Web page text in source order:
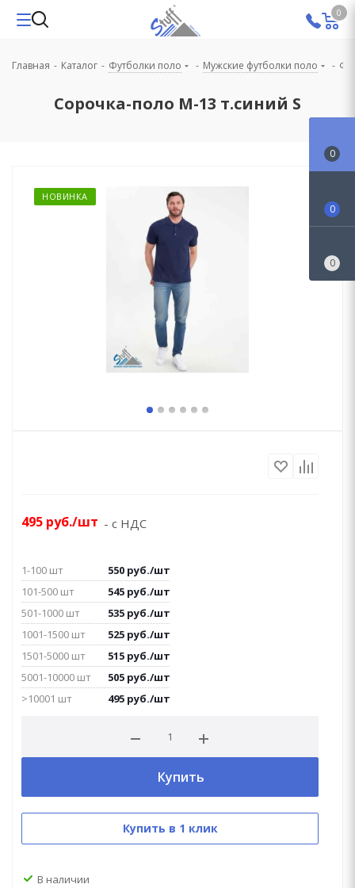
0
Сорочка-поло М-13 т.синий S
Главная - Каталог - Футболки поло - Мужские футболки поло -
НОВИНКА
495 руб./шт - с НДС
1-100 шт 550 руб./шт
101-500 шт
545 руб./шт
501-1000 шт
535 руб./шт
1001-1500 шт
525 руб./шт
1501-5000 шт
515 руб./шт
5001-10000 шт
505 руб./шт
>10001 шт
495 руб./шт
Купить
Купить в 1 клик
В наличии
0
0
0